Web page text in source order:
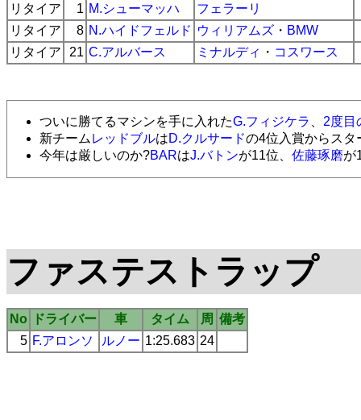
リタイア
1 M.シューマッハ
フェラーリ
リタイア
8 N.ハイドフェルド ウィリアムズ ・ BMW
リタイア
21 C.アルバース ミナルディ ・ コスワース
ついに勝てるマシンを手に入れたG.フィジケラ
2度目
新チーム レッドブルはD.クルサードの4位入賞からスタ
今年は厳しいのか?BARはJ.バトンが11位、 佐藤琢磨が
ファステストラップ
No ドライバー 車 タイム 周 備考
5 F.アロンソ ルノー 1:25.683 24